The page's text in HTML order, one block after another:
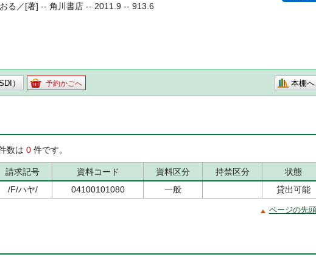
る／[著] -- 角川書店 -- 2011.9 -- 913.6
） 予約かごへ 本棚へ
数は 0 件です。
請求記号 資料コード 資料区分 持禁区分
状態
/F/ハヤ/ 04100101080 一般 貸出可能
ページの先